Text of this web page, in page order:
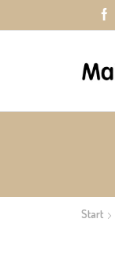
Start